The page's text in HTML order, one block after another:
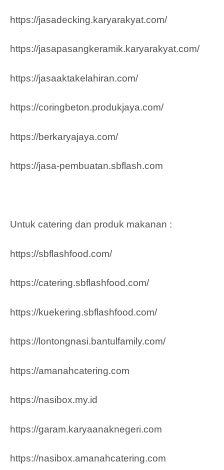
https://jasadecking.karyarakyat.com/
https://jasapasangkeramik.karyarakyat.com/
https://jasaaktakelahiran.com/
https://coringbeton.produkjaya.com/
https://berkaryajaya.com/
https://jasa-pembuatan.sbflash.com
Untuk catering dan produk makanan :
https://sbflashfood.com/
https://catering.sbflashfood.com/
https://kuekering.sbflashfood.com/
https://lontongnasi.bantulfamily.com/
https://amanahcatering.com
https://nasibox.my.id
https://garam.karyaanaknegeri.com
https://nasibox.amanahcatering.com